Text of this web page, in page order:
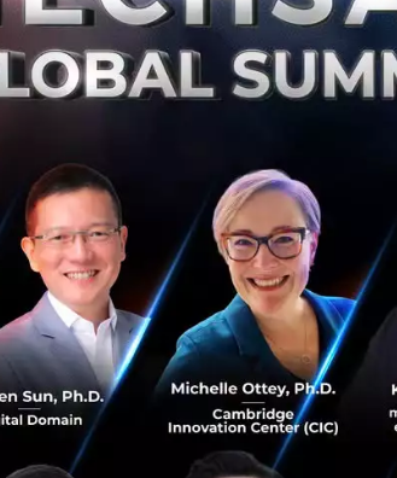
ช้งานบนMicrosoft Azureนะครับ เมื่อพัฒน
ใช้งานได้ทันที และยังมีระบบการแบ่ง Slot
ของ FavStay ก็สามารถสร้าง Slot ขึ้นมาเ
ก็สามารถลบทิ้งได้ทันที
บ เพื่อการขยายตัวทางธุรกิจ
ให้เลือกใช้งานหลายระดับ ตามความเหมา
งสามารถรองรับปริมาณการใช้งานที่มากขึ้
ที่เพิ่มขึ้นอย่างต่อเนื่อง ซึ่งในเรื่องนี้ เราสา